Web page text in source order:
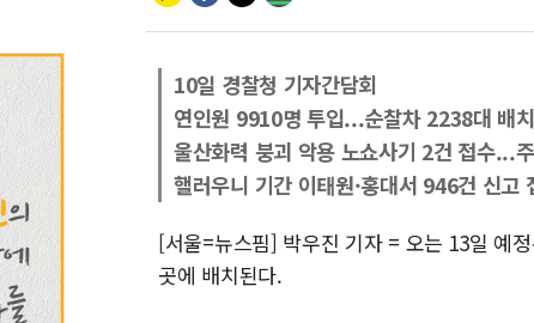
10일 경찰청 기자간담회
연인원 9910명 투입...순찰차 2238대 배치
울산화력 붕괴 악용 노쇼사기 2건 접수...
핼러우니 기간 이태원·홍대서 946건 신
[서울=뉴스핌] 박우진 기자 = 오는 13일 예
곳에 배치된다.